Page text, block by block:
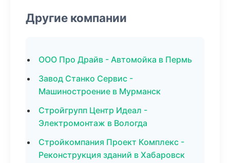
Другие компании
ООО Про Драйв - Автомойка в Пермь
Завод Станко Сервис -
Машиностроение в Мурманск
Стройгрупп Центр Идеал -
Электромонтаж в Вологда
Стройкомпания Проект Комплекс -
Реконструкция зданий в Хабаровск